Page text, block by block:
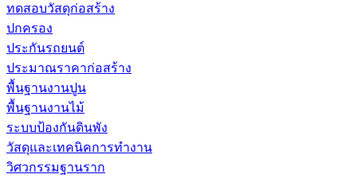
ทดสอบวัสดุก่อสร้าง
ปกครอง
ประกันรถยนต์
ประมาณราคาก่อสร้าง
พื้นฐานงานปูน
พื้นฐานงานไม้
ระบบป้องกันดินพัง
วัสดุและเทคนิคการทำงาน
วิศวกรรมฐานราก